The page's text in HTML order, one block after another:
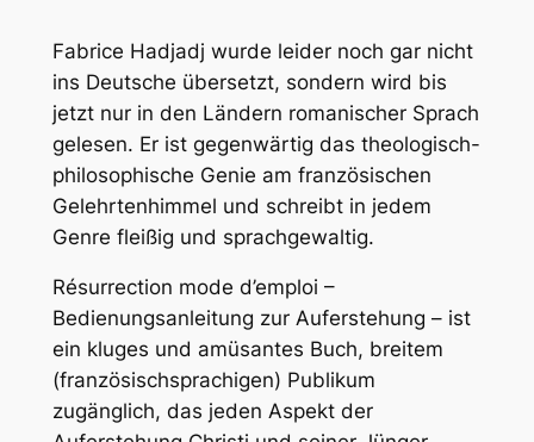
Fabrice Hadjadj wurde leider noch gar nicht
ins Deutsche übersetzt, sondern wird bis
jetzt nur in den Ländern romanischer Sprach
gelesen. Er ist gegenwärtig das theologisch-
philosophische Genie am französischen
Gelehrtenhimmel und schreibt in jedem
Genre fleißig und sprachgewaltig.
Résurrection mode d’emploi –
Bedienungsanleitung zur Auferstehung – ist
ein kluges und amüsantes Buch, breitem
(französischsprachigen) Publikum
zugänglich, das jeden Aspekt der